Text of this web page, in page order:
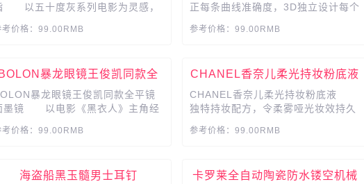
以五十度灰系列电影为灵感，
住爱意的珠宝，充满挑逗气息。...
考价格：99.00RMB
正每条曲线准确度，3D独立设计每个
与勇气，时尚个性，独一无二，刻上
参考价格：99.00RMB
暴龙眼镜王俊凯同款全
平镜面墨镜
暴龙眼镜王俊凯同款全平镜
墨镜 以电影《黑衣人》主角经
法，以前框镜片与镜框无缝衔接技
考价格：99.00RMB
CHANEL香奈儿柔光持妆粉底液
CHANEL香奈儿柔光持妆粉底液
独特持妆配方，令柔雾哑光妆效持久
肤匀净无暇，轻盈，水润，亲肤配
参考价格：99.00RMB
海盗船黑玉髓男士耳钉 卡罗莱全自动陶瓷防水镂空机械